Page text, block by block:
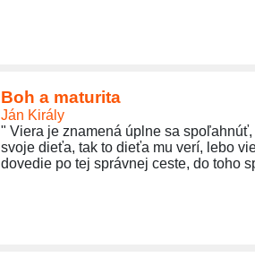
Boh a maturita
Ján Király
" Viera je znamená úplne sa
svoje dieťa, tak to dieťa mu verí, lebo
dovedie po tej správnej ceste, do toho